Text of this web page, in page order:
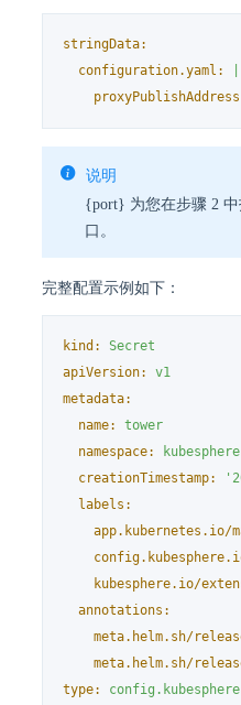
stringData:
configuration.yaml:
说明
{port} 为您在步骤 2
口。
完整配置示例如下：
kind:
Secret
apiVersion:
v1
metadata:
name:
tower
namespace:
creationTimestamp:
labels:
app.kubernetes.io/
kubesphere.io/
annotations:
meta.helm.sh/
meta.helm.sh/
type: